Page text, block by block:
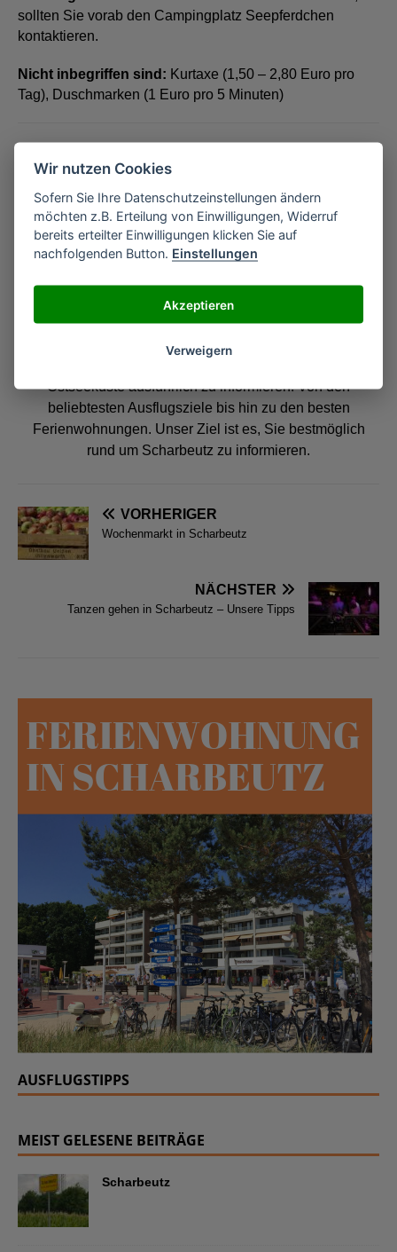
sollten Sie vorab den Campingplatz Seepferdchen
kontaktieren.
Nicht inbegriffen sind: Kurtaxe (1,50 – 2,80 Euro pro
Tag), Duschmarken (1 Euro pro 5 Minuten)
Andreas Kirchner ist der Herausgeber des Online
Magazins scharbeutz-magazin.de - Unser Ziele ist es
Ostseeküste ausführlich zu informieren. Von den
beliebtesten Ausflugsziele bis hin zu den besten
Ferienwohnungen. Unser Ziel ist es, Sie bestmöglich
rund um Scharbeutz zu informieren.
VORHERIGER
Wochenmarkt in Scharbeutz
NÄCHSTER
Tanzen gehen in Scharbeutz – Unsere Tipps
AUSFLUGSTIPPS
MEIST GELESENE BEITRÄGE
Scharbeutz
Wir nutzen Cookies
Sofern Sie Ihre Datenschutzeinstellungen ändern
möchten z.B. Erteilung von Einwilligungen, Widerruf
bereits erteilter Einwilligungen klicken Sie auf
nachfolgenden Button. Einstellungen
Akzeptieren
Verweigern